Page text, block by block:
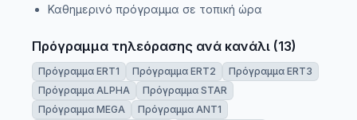
Καθημερινό πρόγραμμα σε τοπική ώρα
Πρόγραμμα τηλεόρασης ανά κανάλι (13)
Πρόγραμμα ERT1 Πρόγραμμα ERT2
Πρόγραμμα ERT3
Πρόγραμμα ALPHA
Πρόγραμμα STAR
Πρόγραμμα MEGA
Πρόγραμμα ANT1